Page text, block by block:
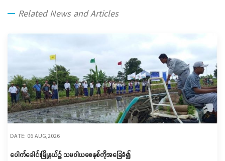
Related News and Articles
DATE: 06 AUG,2026
ပေါက်ခေါင်းမြို့နယ်၌ သမဝါယမစနစ်ကိုအခြေခံ၍